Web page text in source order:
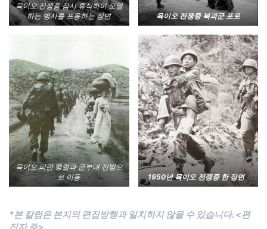
육이오 전쟁중 잠시 휴식하며 오열
하는 병사를 포옹하는 장면
육이오 전쟁중 북괴군 포로
육이오 피란 행렬과 군부대 전방으
로 이동
1950년 육이오 전쟁중 한 장면
*본 칼럼은 본지의 편집방행과 일치하지 않을 수 있습니다. <편